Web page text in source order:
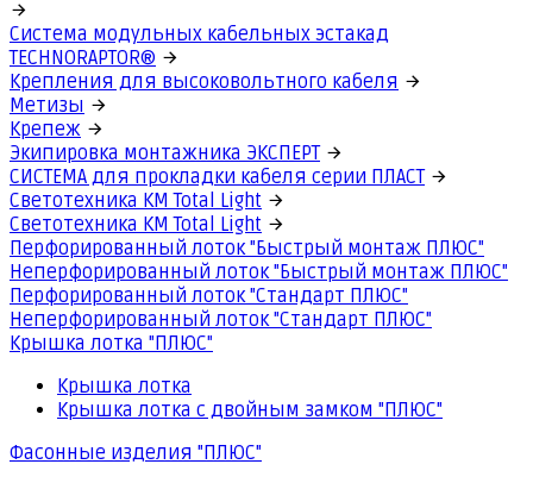
Система модульных кабельных эстакад
TECHNORAPTOR®
Крепления для высоковольтного кабеля
Метизы
Крепеж
Экипировка монтажника ЭКСПЕРТ
СИСТЕМА для прокладки кабеля серии ПЛАСТ
Светотехника КМ Total Light
Светотехника КМ Total Light
Перфорированный лоток "Быстрый монтаж ПЛЮС"
Неперфорированный лоток "Быстрый монтаж ПЛЮС"
Перфорированный лоток "Стандарт ПЛЮС"
Неперфорированный лоток "Стандарт ПЛЮС"
Крышка лотка "ПЛЮС"
Крышка лотка
Крышка лотка с двойным замком "ПЛЮС"
Фасонные изделия "ПЛЮС"